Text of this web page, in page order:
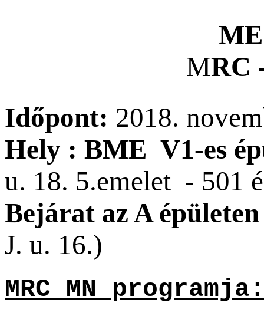
MRC
Időpont: 2018.
Hely : BME V1-es
u. 18. 5.emelet - 501
Bejárat az A
J. u. 16.)
MRC MN